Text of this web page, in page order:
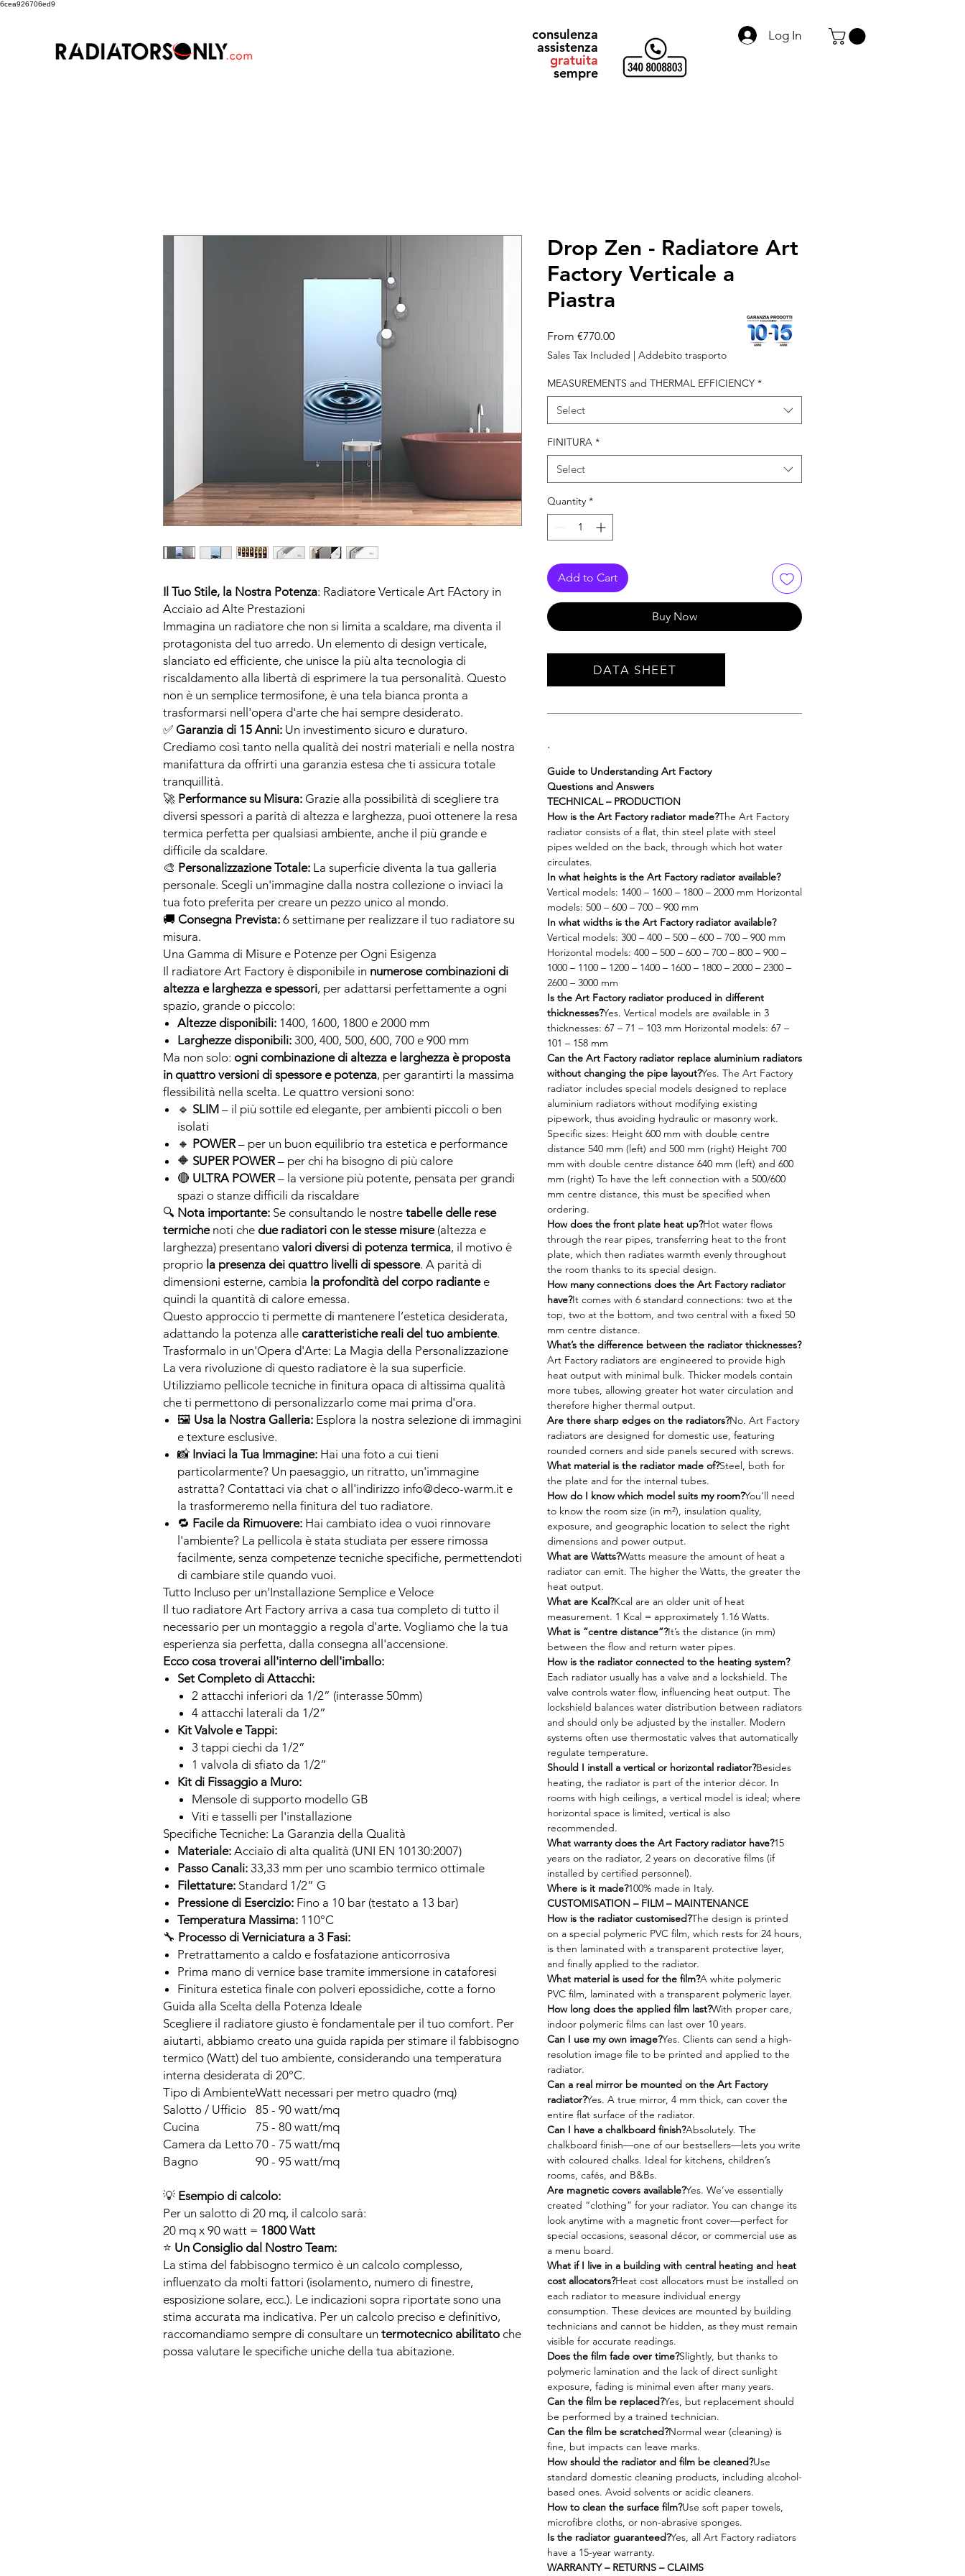
6cea926706ed9
consulenza
assistenza
gratuita
sempre
Log In
Il Tuo Stile, la Nostra Potenza: Radiatore Verticale Art FActory in
Acciaio ad Alte Prestazioni
Immagina un radiatore che non si limita a scaldare, ma diventa il
protagonista del tuo arredo. Un elemento di design verticale,
slanciato ed efficiente, che unisce la più alta tecnologia di
riscaldamento alla libertà di esprimere la tua personalità. Questo
non è un semplice termosifone, è una tela bianca pronta a
trasformarsi nell'opera d'arte che hai sempre desiderato.
✅ Garanzia di 15 Anni: Un investimento sicuro e duraturo.
Crediamo così tanto nella qualità dei nostri materiali e nella nostra
manifattura da offrirti una garanzia estesa che ti assicura totale
tranquillità.
🚀 Performance su Misura: Grazie alla possibilità di scegliere tra
diversi spessori a parità di altezza e larghezza, puoi ottenere la resa
termica perfetta per qualsiasi ambiente, anche il più grande e
difficile da scaldare.
🎨 Personalizzazione Totale: La superficie diventa la tua galleria
personale. Scegli un'immagine dalla nostra collezione o inviaci la
tua foto preferita per creare un pezzo unico al mondo.
🚚 Consegna Prevista: 6 settimane per realizzare il tuo radiatore su
misura.
Una Gamma di Misure e Potenze per Ogni Esigenza
Il radiatore Art Factory è disponibile in numerose combinazioni di
altezza e larghezza e spessori, per adattarsi perfettamente a ogni
spazio, grande o piccolo:
Altezze disponibili: 1400, 1600, 1800 e 2000 mm
Larghezze disponibili: 300, 400, 500, 600, 700 e 900 mm
Ma non solo: ogni combinazione di altezza e larghezza è proposta
in quattro versioni di spessore e potenza, per garantirti la massima
flessibilità nella scelta. Le quattro versioni sono:
🔹 SLIM – il più sottile ed elegante, per ambienti piccoli o ben
isolati
🔸 POWER– per un buon equilibrio tra estetica e performance
🔶 SUPER POWER– per chi ha bisogno di più calore
🔴 ULTRA POWER– la versione più potente, pensata per grandi
spazi o stanze difficili da riscaldare
🔍 Nota importante: Se consultando le nostre tabelle delle rese
termichenoti che due radiatori con le stesse misure(altezza e
larghezza) presentano valori diversi di potenza termica, il motivo è
proprio la presenza dei quattro livelli di spessore. A parità di
dimensioni esterne, cambia la profondità del corpo radiantee
quindi la quantità di calore emessa.
Questo approccio ti permette di mantenere l’estetica desiderata,
adattando la potenza alle caratteristiche reali del tuo ambiente.
Trasformalo in un'Opera d'Arte: La Magia della Personalizzazione
La vera rivoluzione di questo radiatore è la sua superficie.
Utilizziamo pellicole tecniche in finitura opaca di altissima qualità
che ti permettono di personalizzarlo come mai prima d'ora.
🖼 Usa la Nostra Galleria: Esplora la nostra selezione di immagini
e texture esclusive.
📸 Inviaci la Tua Immagine: Hai una foto a cui tieni
particolarmente? Un paesaggio, un ritratto, un'immagine
astratta? Contattaci via chat o all'indirizzo info@deco-warm.it e
la trasformeremo nella finitura del tuo radiatore.
🔁 Facile da Rimuovere: Hai cambiato idea o vuoi rinnovare
l'ambiente? La pellicola è stata studiata per essere rimossa
facilmente, senza competenze tecniche specifiche, permettendoti
di cambiare stile quando vuoi.
Tutto Incluso per un'Installazione Semplice e Veloce
Il tuo radiatore Art Factory arriva a casa tua completo di tutto il
necessario per un montaggio a regola d'arte. Vogliamo che la tua
esperienza sia perfetta, dalla consegna all'accensione.
Ecco cosa troverai all'interno dell'imballo:
Set Completo di Attacchi:
2 attacchi inferiori da 1/2” (interasse 50mm)
4 attacchi laterali da 1/2”
Kit Valvole e Tappi:
3 tappi ciechi da 1/2”
1 valvola di sfiato da 1/2”
Kit di Fissaggio a Muro:
Mensole di supporto modello GB
Viti e tasselli per l'installazione
Specifiche Tecniche: La Garanzia della Qualità
Materiale: Acciaio di alta qualità (UNI EN 10130:2007)
Passo Canali: 33,33 mm per uno scambio termico ottimale
Filettature: Standard 1/2” G
Pressione di Esercizio: Fino a 10 bar (testato a 13 bar)
Temperatura Massima: 110°C
🔧 Processo di Verniciatura a 3 Fasi:
Pretrattamento a caldo e fosfatazione anticorrosiva
Prima mano di vernice base tramite immersione in cataforesi
Finitura estetica finale con polveri epossidiche, cotte a forno
Guida alla Scelta della Potenza Ideale
Scegliere il radiatore giusto è fondamentale per il tuo comfort. Per
aiutarti, abbiamo creato una guida rapida per stimare il fabbisogno
termico (Watt) del tuo ambiente, considerando una temperatura
interna desiderata di 20°C.
Tipo di AmbienteWatt necessari per metro quadro (mq)
Salotto / Ufficio
85 - 90 watt/mq
Cucina
75 - 80 watt/mq
Camera da Letto70 - 75 watt/mq
Bagno
90 - 95 watt/mq
💡 Esempio di calcolo:
Per un salotto di 20 mq, il calcolo sarà:
20 mq x 90 watt = 1800 Watt
⭐ Un Consiglio dal Nostro Team:
La stima del fabbisogno termico è un calcolo complesso,
influenzato da molti fattori (isolamento, numero di finestre,
esposizione solare, ecc.). Le indicazioni sopra riportate sono una
stima accurata ma indicativa. Per un calcolo preciso e definitivo,
raccomandiamo sempre di consultare un termotecnico abilitato che
possa valutare le specifiche uniche della tua abitazione.
Drop Zen - Radiatore Art
Factory Verticale a
Piastra
From €770.00Sale
Price
Sales Tax Included | Addebito trasporto
MEASUREMENTS and THERMAL EFFICIENCY *
Select
FINITURA *
Select
Quantity *
Add to Cart
Buy Now
.
Guide to Understanding Art Factory
Questions and Answers
TECHNICAL – PRODUCTION
How is the Art Factory radiator made?The Art Factory
radiator consists of a flat, thin steel plate with steel
pipes welded on the back, through which hot water
circulates.
In what heights is the Art Factory radiator available?
Vertical models: 1400 – 1600 – 1800 – 2000 mm Horizontal
models: 500 – 600 – 700 – 900 mm
In what widths is the Art Factory radiator available?
Vertical models: 300 – 400 – 500 – 600 – 700 – 900 mm
Horizontal models: 400 – 500 – 600 – 700 – 800 – 900 –
1000 – 1100 – 1200 – 1400 – 1600 – 1800 – 2000 – 2300 –
2600 – 3000 mm
Is the Art Factory radiator produced in different
thicknesses?Yes. Vertical models are available in 3
thicknesses: 67 – 71 – 103 mm Horizontal models: 67 –
101 – 158 mm
Can the Art Factory radiator replace aluminium radiators
without changing the pipe layout?Yes. The Art Factory
radiator includes special models designed to replace
aluminium radiators without modifying existing
pipework, thus avoiding hydraulic or masonry work.
Specific sizes: Height 600 mm with double centre
distance 540 mm (left) and 500 mm (right) Height 700
mm with double centre distance 640 mm (left) and 600
mm (right) To have the left connection with a 500/600
mm centre distance, this must be specified when
ordering.
How does the front plate heat up?Hot water flows
through the rear pipes, transferring heat to the front
plate, which then radiates warmth evenly throughout
the room thanks to its special design.
How many connections does the Art Factory radiator
have?It comes with 6 standard connections: two at the
top, two at the bottom, and two central with a fixed 50
mm centre distance.
What’s the difference between the radiator thicknesses?
Art Factory radiators are engineered to provide high
heat output with minimal bulk. Thicker models contain
more tubes, allowing greater hot water circulation and
therefore higher thermal output.
Are there sharp edges on the radiators?No. Art Factory
radiators are designed for domestic use, featuring
rounded corners and side panels secured with screws.
What material is the radiator made of?Steel, both for
the plate and for the internal tubes.
How do I know which model suits my room?You’ll need
to know the room size (in m²), insulation quality,
exposure, and geographic location to select the right
dimensions and power output.
What are Watts?Watts measure the amount of heat a
radiator can emit. The higher the Watts, the greater the
heat output.
What are Kcal?Kcal are an older unit of heat
measurement. 1 Kcal = approximately 1.16 Watts.
What is “centre distance”?It’s the distance (in mm)
between the flow and return water pipes.
How is the radiator connected to the heating system?
Each radiator usually has a valve and a lockshield. The
valve controls water flow, influencing heat output. The
lockshield balances water distribution between radiators
and should only be adjusted by the installer. Modern
systems often use thermostatic valves that automatically
regulate temperature.
Should I install a vertical or horizontal radiator?Besides
heating, the radiator is part of the interior décor. In
rooms with high ceilings, a vertical model is ideal; where
horizontal space is limited, vertical is also
recommended.
What warranty does the Art Factory radiator have?15
years on the radiator, 2 years on decorative films (if
installed by certified personnel).
Where is it made?100% made in Italy.
CUSTOMISATION – FILM – MAINTENANCE
How is the radiator customised?The design is printed
on a special polymeric PVC film, which rests for 24 hours,
is then laminated with a transparent protective layer,
and finally applied to the radiator.
What material is used for the film?A white polymeric
PVC film, laminated with a transparent polymeric layer.
How long does the applied film last?With proper care,
indoor polymeric films can last over 10 years.
Can I use my own image?Yes. Clients can send a high-
resolution image file to be printed and applied to the
radiator.
Can a real mirror be mounted on the Art Factory
radiator?Yes. A true mirror, 4 mm thick, can cover the
entire flat surface of the radiator.
Can I have a chalkboard finish?Absolutely. The
chalkboard finish—one of our bestsellers—lets you write
with coloured chalks. Ideal for kitchens, children’s
rooms, cafés, and B&Bs.
Are magnetic covers available?Yes. We’ve essentially
created “clothing” for your radiator. You can change its
look anytime with a magnetic front cover—perfect for
special occasions, seasonal décor, or commercial use as
a menu board.
What if I live in a building with central heating and heat
cost allocators?Heat cost allocators must be installed on
each radiator to measure individual energy
consumption. These devices are mounted by building
technicians and cannot be hidden, as they must remain
visible for accurate readings.
Does the film fade over time?Slightly, but thanks to
polymeric lamination and the lack of direct sunlight
exposure, fading is minimal even after many years.
Can the film be replaced?Yes, but replacement should
be performed by a trained technician.
Can the film be scratched?Normal wear (cleaning) is
fine, but impacts can leave marks.
How should the radiator and film be cleaned?Use
standard domestic cleaning products, including alcohol-
based ones. Avoid solvents or acidic cleaners.
How to clean the surface film?Use soft paper towels,
microfibre cloths, or non-abrasive sponges.
Is the radiator guaranteed?Yes, all Art Factory radiators
have a 15-year warranty.
WARRANTY – RETURNS – CLAIMS
DATA SHEET